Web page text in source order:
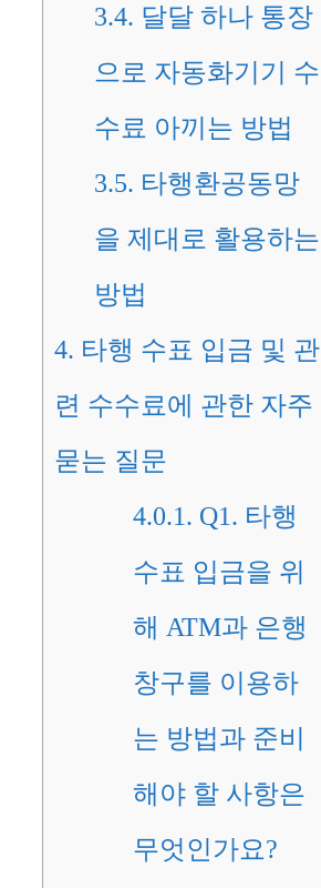
3.4. 달달 하나 통장
으로 자동화기기 수
수료 아끼는 방법
3.5. 타행환공동망
을 제대로 활용하는
방법
4. 타행 수표 입금 및 관
련 수수료에 관한 자주
묻는 질문
4.0.1. Q1. 타행
수표 입금을 위
해 ATM과 은행
창구를 이용하
는 방법과 준비
해야 할 사항은
무엇인가요?